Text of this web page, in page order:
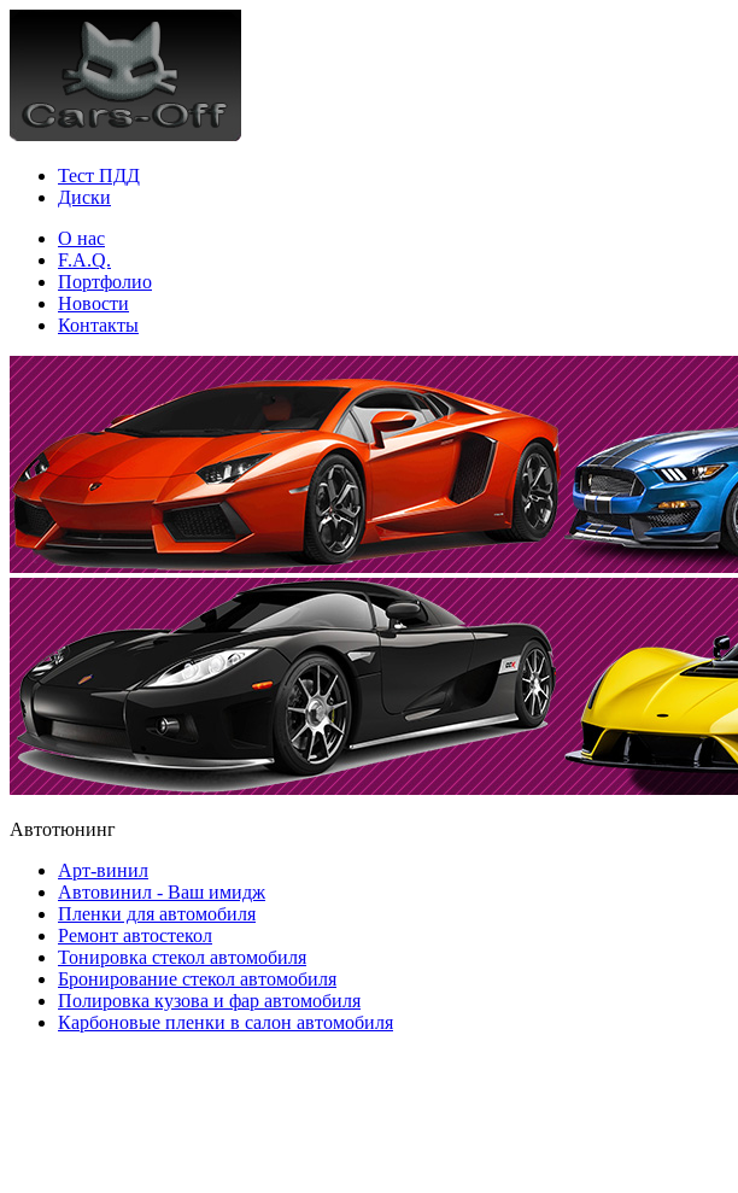
Тест ПДД
Диски
О нас
F.A.Q.
Портфолио
Новости
Контакты
Автотюнинг
Арт-винил
Автовинил - Ваш имидж
Пленки для автомобиля
Ремонт автостекол
Тонировка стекол автомобиля
Бронирование стекол автомобиля
Полировка кузова и фар автомобиля
Карбоновые пленки в салон автомобиля